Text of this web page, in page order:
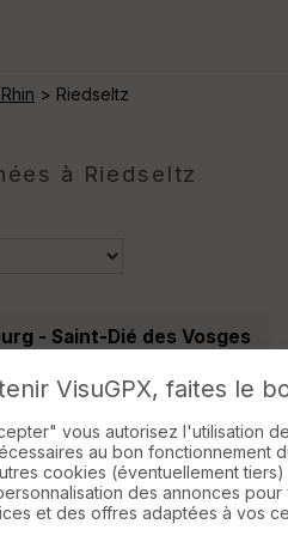
> Riedseltz
à Riedseltz
- Saint-Dié des Vosges
190 km
réalisée en 6 jours, trés beau
démarrer pour finir sous la neige.
d'Hôtes. Les 2 premiers jours
des Vosges du Nord, tous
les uns que les autres. Sauf
VisuGPX, faites le
vous autorisez l'utilisation
au bon fonctionnement
cookies (éventuellement
des annonces pour
et des offres adaptées à vos